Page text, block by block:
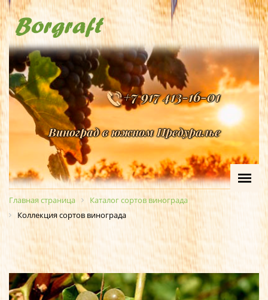
+7 917 413-16-01
Виноград в южном Предуралье
Главная страница
Каталог сортов винограда
Коллекция сортов винограда